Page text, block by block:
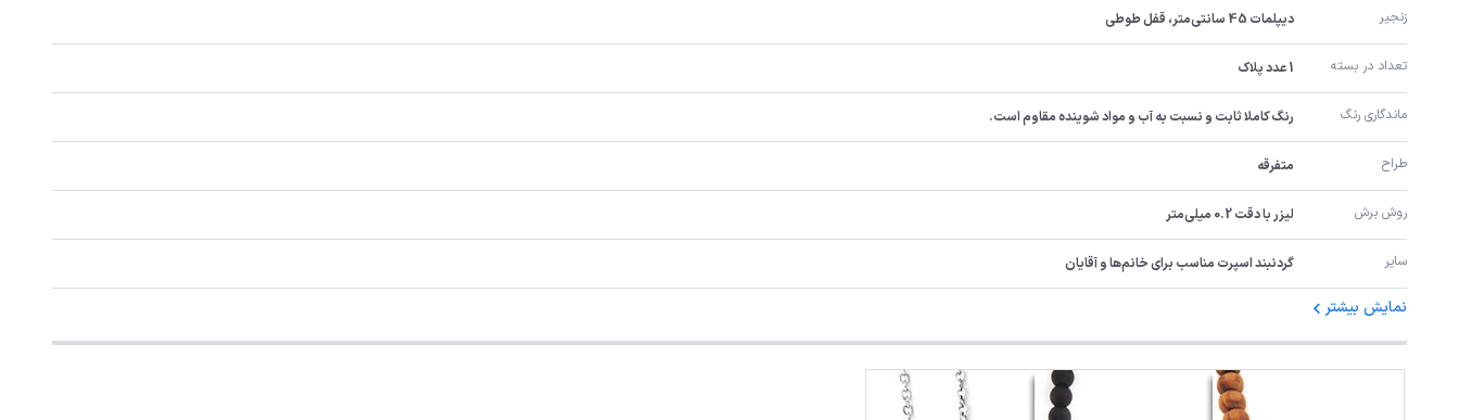
زنجیر دیپلمات 45 سانتی‌متر، قفل طوطی
تعداد در بسته 1 عدد پلاک
ماندگاری رنگ رنگ کاملا ثابت و نسبت به آب و مواد شوینده مقاوم است.
طراح متفرقه
روش برش لیزر با دقت 0.2 میلی‌متر
سایر گردنبند اسپرت مناسب برای خانم‌ها و آقایان
نمایش بیشتر